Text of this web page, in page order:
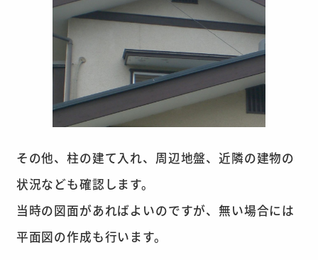
その他、柱の建て入れ、周辺地盤、近隣の建物の
状況なども確認します。
当時の図面があればよいのですが、無い場合には
平面図の作成も行います。